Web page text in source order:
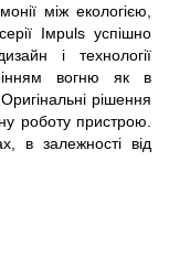
між екологією,
Iмpuls успішно
і технології
вогню як в
рішення
роботу пристрою.
в залежності від